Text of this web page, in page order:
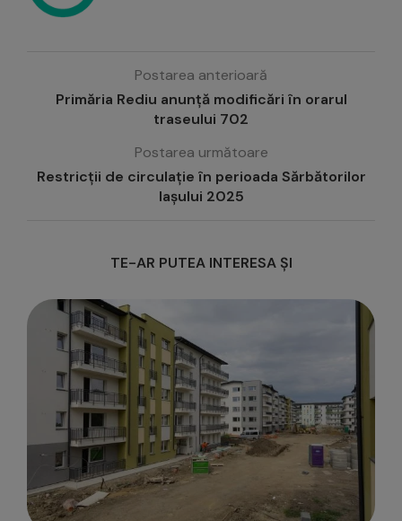
Postarea anterioară
Primăria Rediu anunță modificări în orarul
traseului 702
Postarea următoare
Restricții de circulație în perioada Sărbătorilor
Iașului 2025
TE-AR PUTEA INTERESA ȘI